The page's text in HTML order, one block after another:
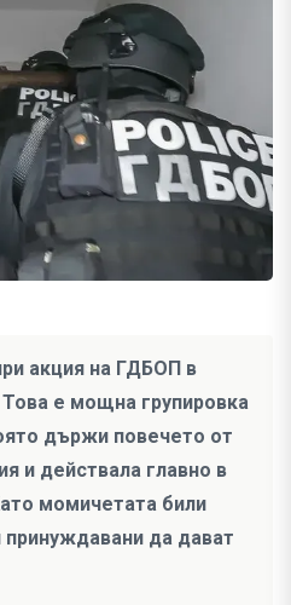
акция на ГДБОП в
е мощна групировка
държи повечето от
и действала главно в
момичетата били
да дават